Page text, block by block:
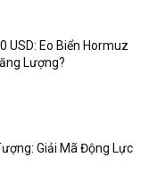
USD: Eo Biển Hormuz
Lượng?
Giải Mã Động Lực